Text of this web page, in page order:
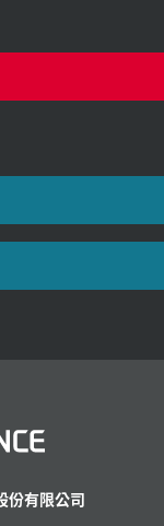
份有限公司